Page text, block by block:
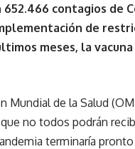
contagios de
de
meses, la
Mundial de la Salud
no todos podrán
terminaría pronto